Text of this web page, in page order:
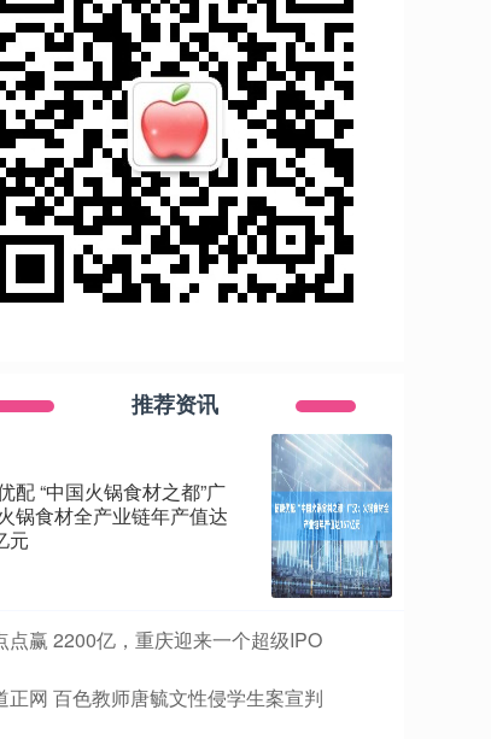
推荐资讯
配 “中国火锅食材之都”广
锅食材全产业链年产值达
元
点赢 2200亿，重庆迎来一个超级IPO
正网 百色教师唐毓文性侵学生案宣判